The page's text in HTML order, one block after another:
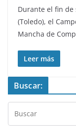
Durante el fin de
(Toledo), el
Mancha de
Leer más
Buscar: